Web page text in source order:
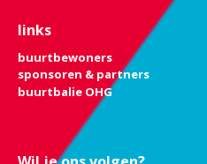
links
buurtbewoners
sponsoren & partners
buurtbalie OHG